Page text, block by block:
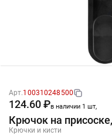
Арт.100310248500
124.60 ₽в наличии 1 шт,
Крючок на
Крючки и кисти